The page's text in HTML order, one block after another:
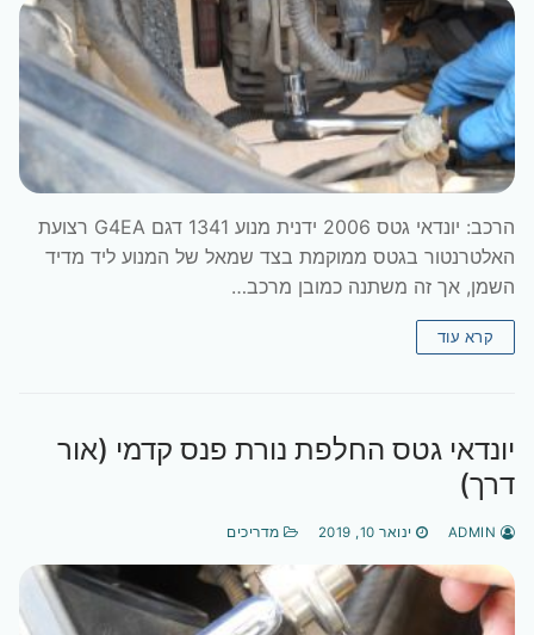
הרכב: יונדאי גטס 2006 ידנית מנוע 1341 דגם G4EA רצועת
האלטרנטור בגטס ממוקמת בצד שמאל של המנוע ליד מדיד
השמן, אך זה משתנה כמובן מרכב…
קרא עוד
יונדאי גטס החלפת נורת פנס קדמי (אור
דרך)
ינואר 10, 2019 מדריכים